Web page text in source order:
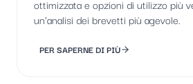
ottimizzata e opzioni di utilizzo più
un’analisi dei brevetti più agevole.
PER SAPERNE DI PIÙ